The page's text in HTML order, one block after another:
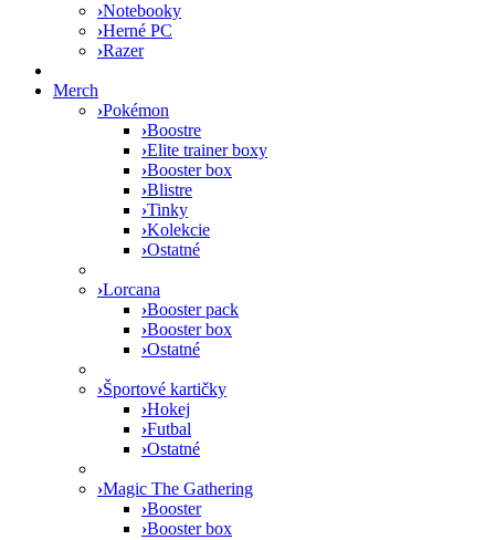
›Notebooky
›Herné PC
›Razer
Merch
›Pokémon
›Boostre
›Elite trainer boxy
›Booster box
›Blistre
›Tinky
›Kolekcie
›Ostatné
›Lorcana
›Booster pack
›Booster box
›Ostatné
›Športové kartičky
›Hokej
›Futbal
›Ostatné
›Magic The Gathering
›Booster
›Booster box